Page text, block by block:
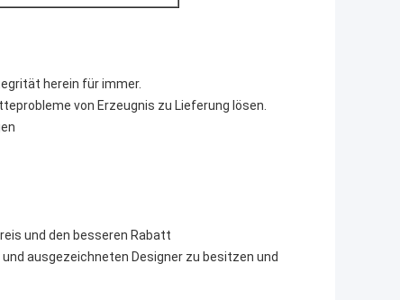
herein für immer.
von Erzeugnis zu Lieferung lösen.
und den besseren Rabatt
ausgezeichneten Designer zu besitzen und